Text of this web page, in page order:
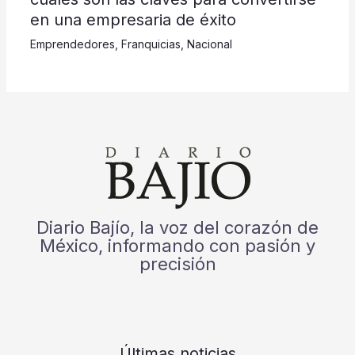
en una empresaria de éxito
Emprendedores, Franquicias, Nacional
Diario Bajío, la voz del corazón de
México, informando con pasión y
precisión